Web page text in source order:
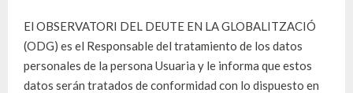
El OBSERVATORI DEL DEUTE EN LA GLOBALITZACIÓ
(ODG) es el Responsable del tratamiento de los datos
personales de la persona Usuaria y le informa que estos
datos serán tratados de conformidad con lo dispuesto en